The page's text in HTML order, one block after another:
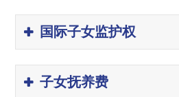
国际子女监护权
子女抚养费